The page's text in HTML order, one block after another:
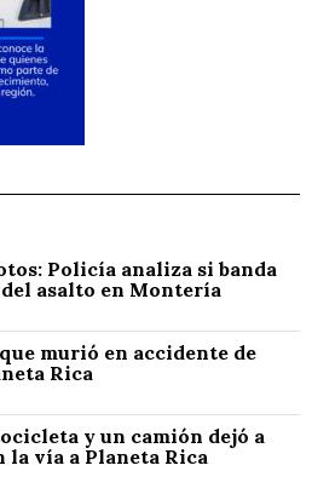
Policía analiza si banda
asalto en Montería
murió en accidente de
Rica
y un camión dejó a
la vía a Planeta Rica